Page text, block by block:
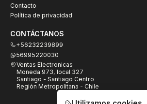
Contacto
Política de privacidad
CONTÁCTANOS
+56232239899
56995220030
Ventas Electronicas
Moneda 973, local 327
Santiago - Santiago Centro
Región Metropolitana - Chile